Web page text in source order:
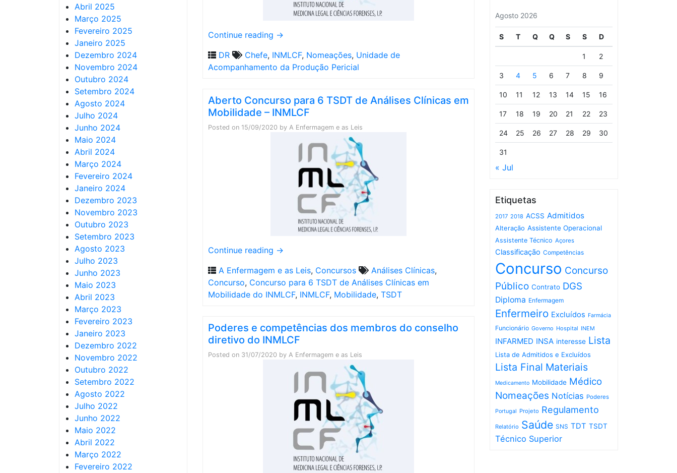
Abril 2025
Março 2025
Fevereiro 2025
Janeiro 2025
Dezembro 2024
Novembro 2024
Outubro 2024
Setembro 2024
Agosto 2024
Julho 2024
Junho 2024
Maio 2024
Abril 2024
Março 2024
Fevereiro 2024
Janeiro 2024
Dezembro 2023
Novembro 2023
Outubro 2023
Setembro 2023
Agosto 2023
Julho 2023
Junho 2023
Maio 2023
Abril 2023
Março 2023
Fevereiro 2023
Janeiro 2023
Dezembro 2022
Novembro 2022
Outubro 2022
Setembro 2022
Agosto 2022
Julho 2022
Junho 2022
Maio 2022
Abril 2022
Março 2022
Fevereiro 2022
Continue reading →
DR
Chefe, INMLCF, Nomeações, Unidade de
Acompanhamento da Produção Pericial
Aberto Concurso para 6 TSDT de Análises Clínicas em
Mobilidade – INMLCF
Posted on 15/09/2020 by A Enfermagem e as Leis
Continue reading →
A Enfermagem e as Leis, Concursos Análises Clínicas,
Concurso, Concurso para 6 TSDT de Análises Clínicas em
Mobilidade do INMLCF, INMLCF, Mobilidade, TSDT
Poderes e competências dos membros do conselho
diretivo do INMLCF
Posted on 31/07/2020 by A Enfermagem e as Leis
Agosto 2026
S T Q Q S S D
1 2
3 4 5 6 7 8 9
10 11 12 13 14 15 16
17 18 19 20 21 22 23
24 25 26 27 28 29 30
31
« Jul
Etiquetas
2017 2018 ACSS Admitidos
Alteração Assistente Operacional
Assistente Técnico Açores
Classificação Competências
Concurso Concurso
Público Contrato DGS
Diploma Enfermagem
Enfermeiro Excluídos Farmácia
Funcionário Governo Hospital INEM
INFARMED INSA interesse Lista
Lista de Admitidos e Excluídos
Lista Final Materiais
Medicamento Mobilidade Médico
Nomeações Notícias Poderes
Portugal Projeto Regulamento
Relatório Saúde SNS TDT TSDT
Técnico Superior